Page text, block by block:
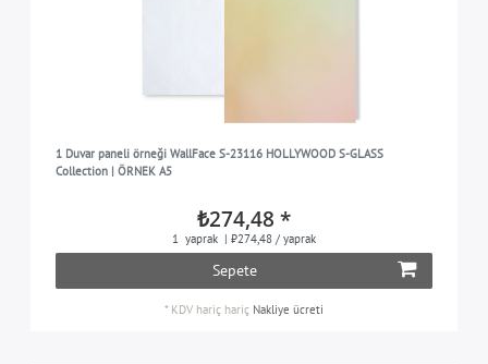
1 Duvar paneli örneği WallFace S-23116 HOLLYWOOD S-GLASS
Collection | ÖRNEK A5
₺274,48 *
1 yaprak | ₺274,48 / yaprak
Sepete
* KDV hariç hariç Nakliye ücreti